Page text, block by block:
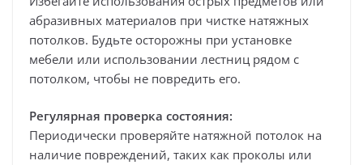
абразивных материалов при чистке натяжных
потолков. Будьте осторожны при установке
мебели или использовании лестниц рядом с
потолком, чтобы не повредить его.
Регулярная проверка состояния:
Периодически проверяйте натяжной потолок на
наличие повреждений, таких как проколы или